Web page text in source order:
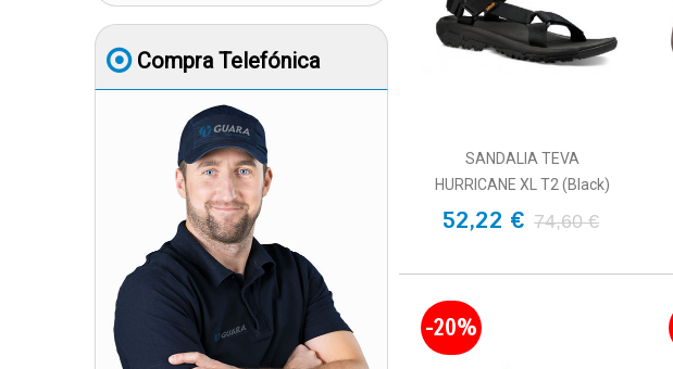
Compra Telefónica
SANDALIA TEVA
HURRICANE XL T2 (Black)
52,22 € 74,60 €
-20%